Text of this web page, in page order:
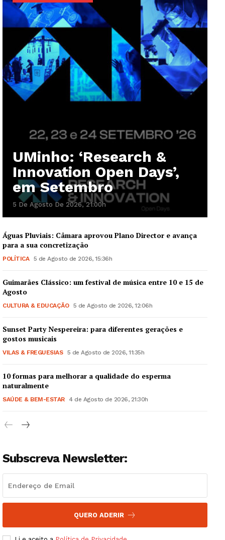
Guimarães, agora!
Institucional
Artigos
Edição Digital
Grande Entrevista
UMinho: ‘Research &
Innovation Open Days’,
em Setembro
5 De Agosto De 2026, 21:00h
Águas Pluviais: Câmara aprovou Plano Director e avança
para a sua concretização
POLÍTICA 5 de Agosto de 2026, 15:36h
Guimarães Clássico: um festival de música entre 10 e 15 de
Agosto
CULTURA & EDUCAÇÃO 5 de Agosto de 2026, 12:06h
Sunset Party Nespereira: para diferentes gerações e
gostos musicais
VILAS & FREGUESIAS 5 de Agosto de 2026, 11:35h
10 formas para melhorar a qualidade do esperma
naturalmente
SAÚDE & BEM-ESTAR 4 de Agosto de 2026, 21:30h
Subscreva Newsletter:
QUERO ADERIR